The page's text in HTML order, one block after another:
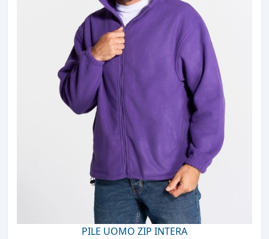
PILE UOMO ZIP INTERA